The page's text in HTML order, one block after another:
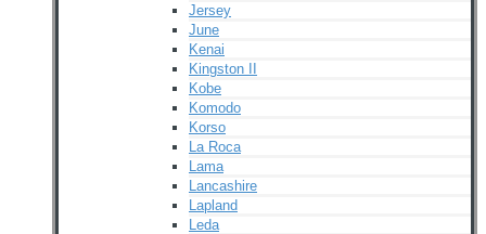
Jersey
June
Kenai
Kingston II
Kobe
Komodo
Korso
La Roca
Lama
Lancashire
Lapland
Leda